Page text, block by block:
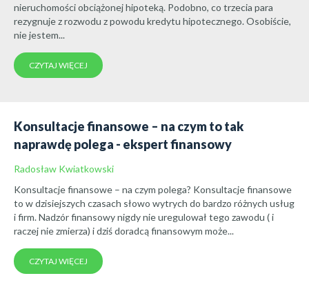
nieruchomości obciążonej hipoteką. Podobno, co trzecia para
rezygnuje z rozwodu z powodu kredytu hipotecznego. Osobiście,
nie jestem...
CZYTAJ WIĘCEJ
Konsultacje finansowe – na czym to tak
naprawdę polega - ekspert finansowy
Radosław Kwiatkowski
Konsultacje finansowe – na czym polega? Konsultacje finansowe
to w dzisiejszych czasach słowo wytrych do bardzo różnych usług
i firm. Nadzór finansowy nigdy nie uregulował tego zawodu ( i
raczej nie zmierza) i dziś doradcą finansowym może...
CZYTAJ WIĘCEJ